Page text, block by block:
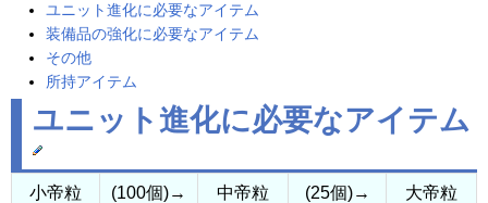
ユニット進化に必要なアイテム
装備品の強化に必要なアイテム
その他
所持アイテム
ユニット進化に必要なアイテム
小帝粒 (100個)→ 中帝粒 (25個)→ 大帝粒